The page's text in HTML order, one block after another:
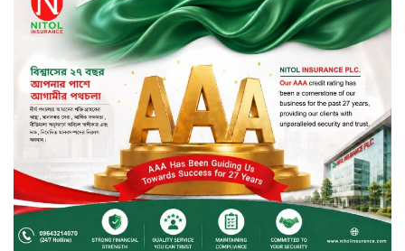
সপ্তাহের তৃতীয় কার্যদিবসে লেনদেনের
শীর্ষে একমি পেস্টিসাইড
সপ্তাহের তৃতীয় কার্যদিবসে দরবৃদ্ধির
শীর্ষে সেন্ট্রাল ইন্সুরেন্স
সপ্তাহের তৃতীয় কার্যদিবসে দরপতনের
শীর্ষে রিং শাইন টেক্সটাইল